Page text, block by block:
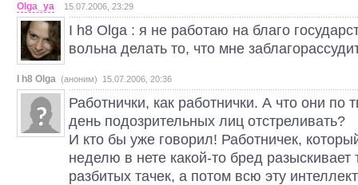
Olga_ya 15.07.2006, 23:29
I h8 Olga : я не работаю на благо
вольна делать то, что мне
I h8 Olga (аноним) 15.07.2006, 20:36
Работнички, как работнички. А что они
день подозрительных лиц отстреливать?
И кто бы уже говорил! Работничек,
неделю в нете какой-то бред разыскивает
разбитых тачек, а потом всю эту